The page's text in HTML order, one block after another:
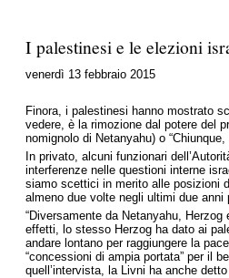
I palestinesi e le elezioni
venerdì 13 febbraio 2015
Finora, i palestinesi hanno mostrato
vedere, è la rimozione dal potere del
nomignolo di Netanyahu) o
In privato, alcuni funzionari
interferenze nelle questioni interne
siamo scettici in merito alle posizioni
almeno due volte negli ultimi due
“Diversamente da Netanyahu,
effetti, lo stesso Herzog ha dato ai
andare lontano per raggiungere la
“concessioni di ampia portata” per il
quell’intervista, la Livni ha anche